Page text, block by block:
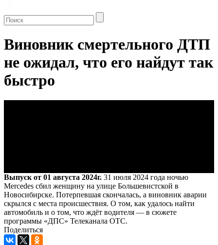
Виновник смертельного ДТП
не ожидал, что его найдут так
быстро
Выпуск от 01 августа 2024г. 31 июля 2024 года ночью
Mercedes сбил женщину на улице Большевистской в
Новосибирске. Потерпевшая скончалась, а виновник аварии
скрылся с места происшествия. О том, как удалось найти
автомобиль и о том, что ждёт водителя — в сюжете
программы «ДПС» Телеканала ОТС.
Поделиться